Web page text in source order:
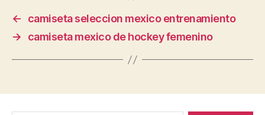
←
camiseta seleccion mexico entrenamiento
→
camiseta mexico de hockey femenino